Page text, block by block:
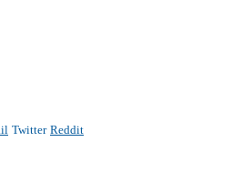
Twitter Reddit